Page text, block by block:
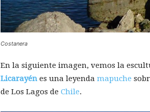
Costanera
En la siguiente imagen, vemos la
Licarayén es una leyenda mapuche
de Los Lagos de Chile.